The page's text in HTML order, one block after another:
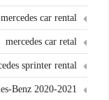
mercedes car rental
mercedes car retal
sprinter rental
Benz 2020-2021